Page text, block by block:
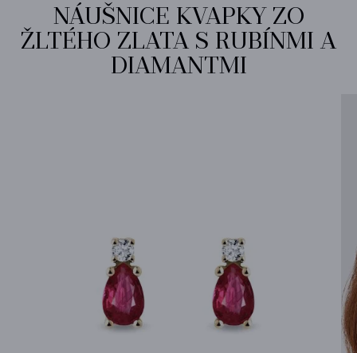
NÁUŠNICE KVAPKY ZO
ŽLTÉHO ZLATA S RUBÍNMI A
DIAMANTMI